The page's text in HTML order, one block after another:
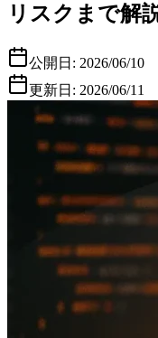
リスクまで解
公開日: 2026/06/10
更新日: 2026/06/11